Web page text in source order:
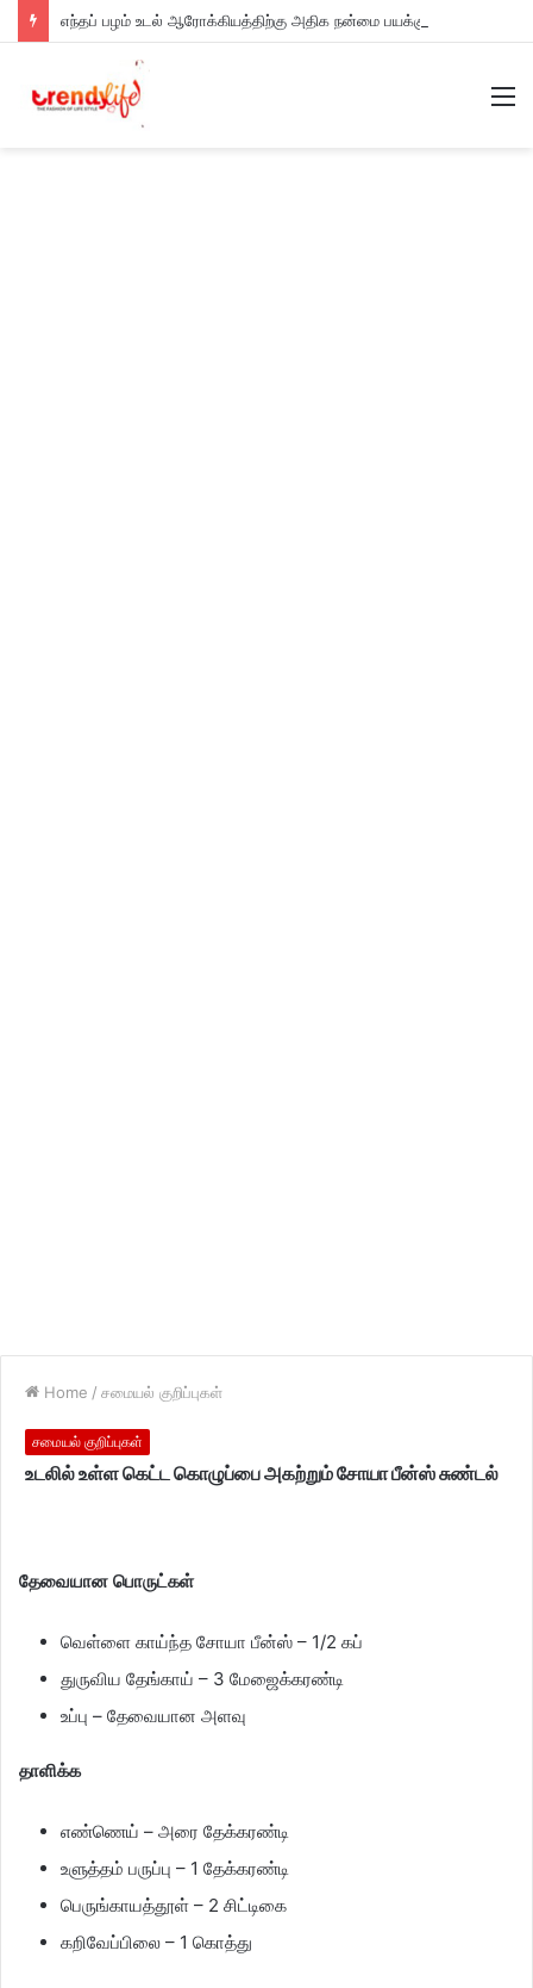
எந்தப் பழம் உடல் ஆரோக்கியத்திற்கு அதிக நன்மை பயக்கும்?
Home / சமையல் குறிப்புகள்
சமையல் குறிப்புகள்
உடலில் உள்ள கெட்ட கொழுப்பை அகற்றும் சோயா பீன்ஸ் சுண்டல்
தேவையான பொருட்கள்
வெள்ளை காய்ந்த சோயா பீன்ஸ் – 1/2 கப்
துருவிய தேங்காய் – 3 மேஜைக்கரண்டி
உப்பு – தேவையான அளவு
தாளிக்க
எண்ணெய் – அரை தேக்கரண்டி
உளுத்தம் பருப்பு – 1 தேக்கரண்டி
பெருங்காயத்தூள் – 2 சிட்டிகை
கறிவேப்பிலை – 1 கொத்து